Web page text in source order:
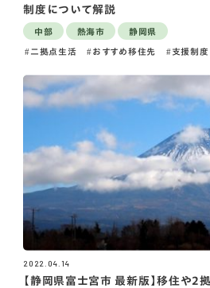
制度について解説
中部 熱海市 静岡県
二拠点生活 おすすめ移住先 支援制度
2022.04.14
【静岡県富士宮市 最新版】移住や2